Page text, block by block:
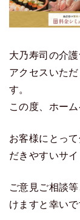
大乃寿司の介
アクセスいた
す。
この度、ホー
お客様にとっ
だきやすいサ
ご意見ご相談
けますと幸いで